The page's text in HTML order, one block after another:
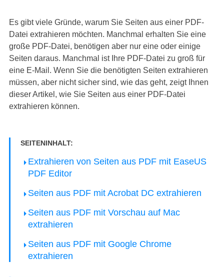
Es gibt viele Gründe, warum Sie Seiten aus einer PDF-
Datei extrahieren möchten. Manchmal erhalten Sie eine
große PDF-Datei, benötigen aber nur eine oder einige
Seiten daraus. Manchmal ist Ihre PDF-Datei zu groß für
eine E-Mail. Wenn Sie die benötigten Seiten extrahieren
müssen, aber nicht sicher sind, wie das geht, zeigt Ihnen
dieser Artikel, wie Sie Seiten aus einer PDF-Datei
extrahieren können.
SEITENINHALT:
Extrahieren von Seiten aus PDF mit EaseUS
PDF Editor
Seiten aus PDF mit Acrobat DC extrahieren
Seiten aus PDF mit Vorschau auf Mac
extrahieren
Seiten aus PDF mit Google Chrome
extrahieren